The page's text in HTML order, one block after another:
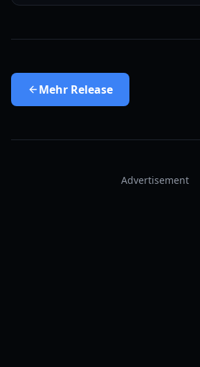
Mehr Release
Advertisement